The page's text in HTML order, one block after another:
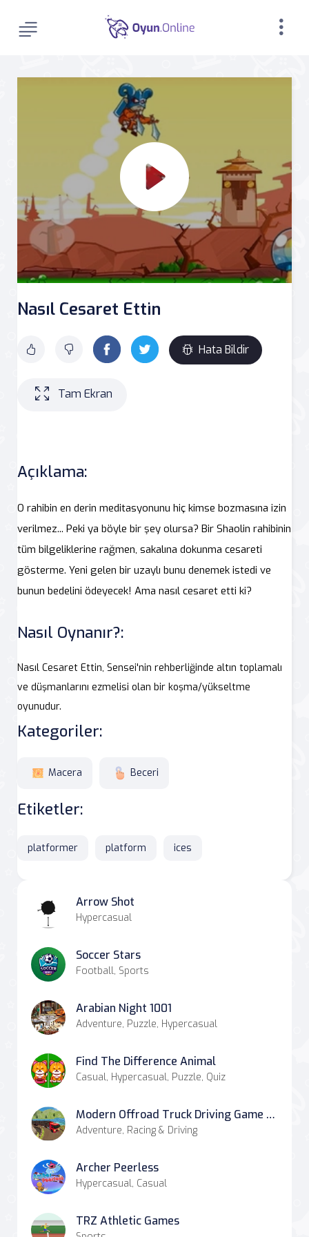
Nasıl Cesaret Ettin
Hata Bildir
Tam Ekran
Açıklama:
O rahibin en derin meditasyonunu hiç kimse bozmasına izin
verilmez... Peki ya böyle bir şey olursa? Bir Shaolin rahibinin
tüm bilgeliklerine rağmen, sakalına dokunma cesareti
gösterme. Yeni gelen bir uzaylı bunu denemek istedi ve
bunun bedelini ödeyecek! Ama nasıl cesaret etti ki?
Nasıl Oynanır?:
Nasıl Cesaret Ettin, Sensei'nin rehberliğinde altın toplamalı
ve düşmanlarını ezmelisi olan bir koşma/yükseltme
oyunudur.
Kategoriler:
Macera Beceri
Etiketler:
platformer platform ices
Arrow Shot
Hypercasual
Soccer Stars
Football, Sports
Arabian Night 1001
Adventure, Puzzle, Hypercasual
Find The Difference Animal
Casual, Hypercasual, Puzzle, Quiz
Modern Offroad Truck Driving Game 2020
Adventure, Racing & Driving
Archer Peerless
Hypercasual, Casual
TRZ Athletic Games